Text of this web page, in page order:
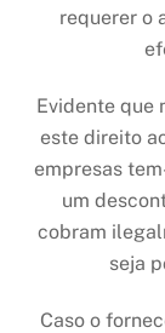
requerer o
Evidente que
este direito
empresas
um
cobram
seja
Caso o